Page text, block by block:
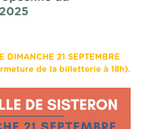
DIMANCHE 21 SEPTEMBRE
de la billetterie à 18h).